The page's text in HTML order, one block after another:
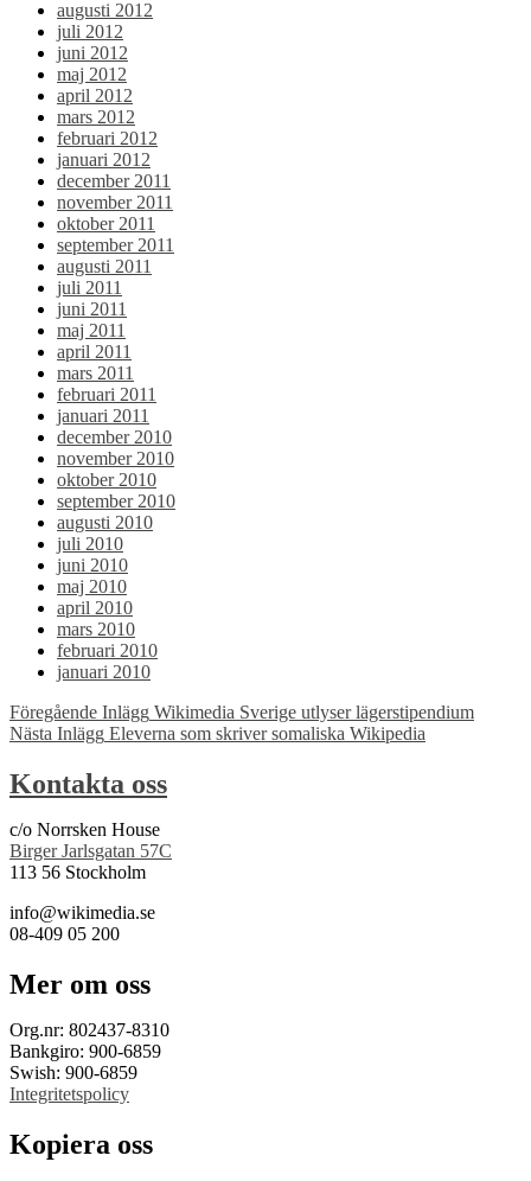
augusti 2012
juli 2012
juni 2012
maj 2012
april 2012
mars 2012
februari 2012
januari 2012
december 2011
november 2011
oktober 2011
september 2011
augusti 2011
juli 2011
juni 2011
maj 2011
april 2011
mars 2011
februari 2011
januari 2011
december 2010
november 2010
oktober 2010
september 2010
augusti 2010
juli 2010
juni 2010
maj 2010
april 2010
mars 2010
februari 2010
januari 2010
Inläggsnavigering
Föregående Inlägg Wikimedia Sverige utlyser lägerstipendium
Nästa Inlägg Eleverna som skriver somaliska Wikipedia
Kontakta oss
c/o Norrsken House
Birger Jarlsgatan 57C
113 56 Stockholm
info@wikimedia.se
08-409 05 200
Mer om oss
Org.nr: 802437-8310
Bankgiro: 900-6859
Swish: 900-6859
Integritetspolicy
Kopiera oss